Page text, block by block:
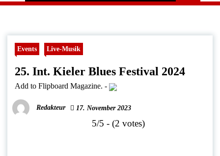
Events Live-Musik
25. Int. Kieler Blues Festival 2024
Add to Flipboard Magazine. -
Redakteur 17. November 2023
5/5 - (2 votes)